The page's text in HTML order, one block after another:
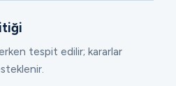
tespit edilir; kararlar